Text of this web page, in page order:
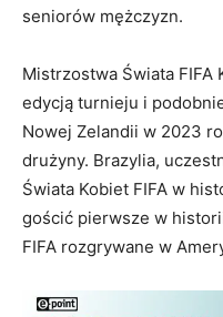
seniorów mężczyzn.
Mistrzostwa Świata FIFA
edycją turnieju i
Nowej Zelandii w 2023
drużyny. Brazylia,
Świata Kobiet FIFA w
gościć pierwsze w
FIFA rozgrywane w